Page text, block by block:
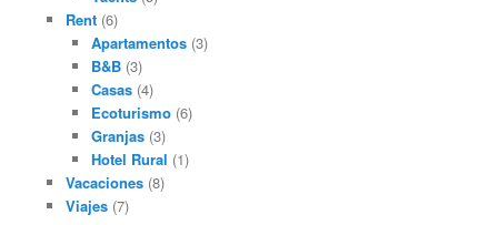
Rent (6)
Apartamentos(3)
B&B(3)
Casas(4)
Ecoturismo(6)
Granjas(3)
Hotel Rural (1)
Vacaciones (8)
Viajes (7)